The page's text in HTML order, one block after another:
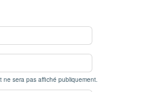
sera pas affiché publiquement.